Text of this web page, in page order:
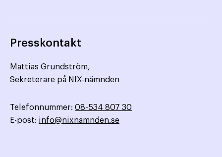
Presskontakt
Mattias Grundström,
Sekreterare på NIX-nämnden
Telefonnummer: 08-534 807 30
E-post: info@nixnamnden.se